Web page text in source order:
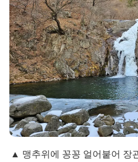
▲ 맹추위에 꽁꽁 얼어붙어 장